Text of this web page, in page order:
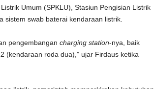
Umum (SPKLU), Stasiun Pengisian Listrik
sistem swab baterai kendaraan listrik.
pengembangan charging station-nya, baik
(kendaraan roda dua),” ujar Firdaus ketika